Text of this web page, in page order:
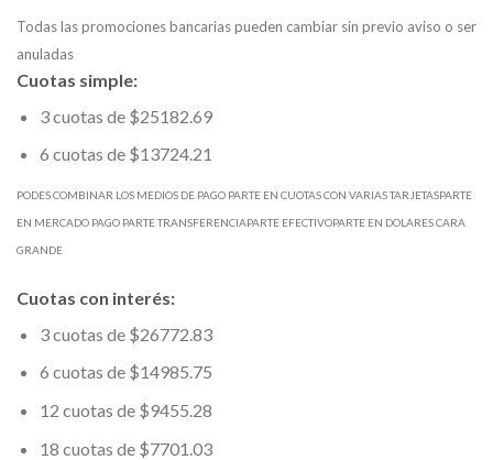
Todas las promociones bancarias pueden cambiar sin previo aviso o ser
anuladas
Cuotas simple:
3 cuotas de $25182.69
6 cuotas de $13724.21
PODES COMBINAR LOS MEDIOS DE PAGO PARTE EN CUOTAS CON VARIAS TARJETASPARTE
EN MERCADO PAGO PARTE TRANSFERENCIAPARTE EFECTIVOPARTE EN DOLARES CARA
GRANDE
Cuotas con interés:
3 cuotas de $26772.83
6 cuotas de $14985.75
12 cuotas de $9455.28
18 cuotas de $7701.03